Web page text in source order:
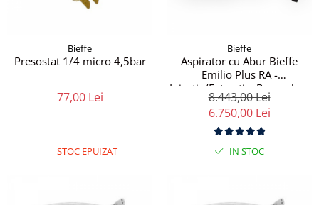
Bieffe
Presostat 1/4 micro 4,5bar
77,00 Lei
STOC EPUIZAT
Bieffe
Aspirator cu Abur Bieffe
Emilio Plus RA -
Injectie/Extractie, Reumplere
Automata, 6 Bar
8.443,00 Lei
6.750,00 Lei
IN STOC